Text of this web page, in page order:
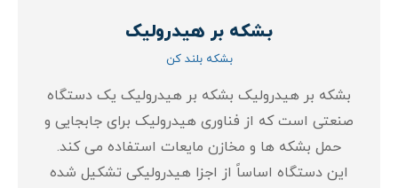
بشکه بر هیدرولیک
بشکه بلند کن
بشکه بر هیدرولیک بشکه بر هیدرولیک یک دستگاه
صنعتی است که از فناوری هیدرولیک برای جابجایی و
حمل بشکه‌ ها و مخازن مایعات استفاده می‌ کند.
این دستگاه اساساً از اجزا هیدرولیکی تشکیل شده